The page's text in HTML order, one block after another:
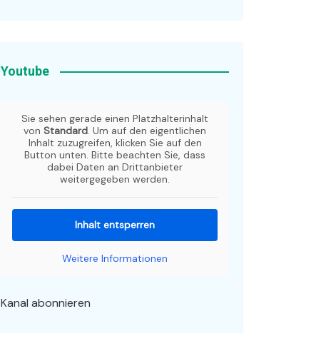
Youtube
Sie sehen gerade einen Platzhalterinhalt
von Standard. Um auf den eigentlichen
Inhalt zuzugreifen, klicken Sie auf den
Button unten. Bitte beachten Sie, dass
dabei Daten an Drittanbieter
weitergegeben werden.
Inhalt entsperren
Weitere Informationen
Kanal abonnieren